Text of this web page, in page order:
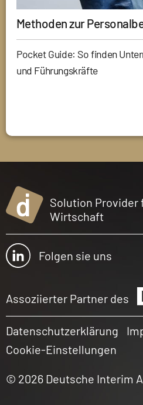
Methoden zur
Pocket Guide: So finden
und Führungskräfte
Solution Provider
Wirtschaft
Folgen sie uns
Assoziierter Partner des
Datenschutzerklärung
Cookie-Einstellungen
© 2026 Deutsche Interim